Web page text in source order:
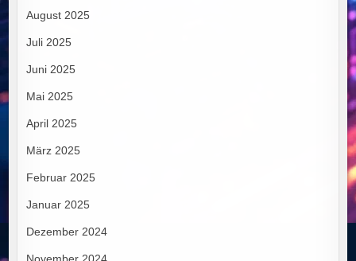
August 2025
Juli 2025
Juni 2025
Mai 2025
April 2025
März 2025
Februar 2025
Januar 2025
Dezember 2024